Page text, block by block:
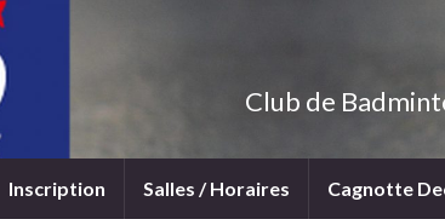
Club de
Inscription Salles / Horaires Cagnotte